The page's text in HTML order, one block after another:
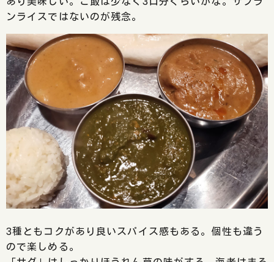
ンライスではないのが残念。
3種ともコクがあり良いスパイス感もある。個性も違う
ので楽しめる。